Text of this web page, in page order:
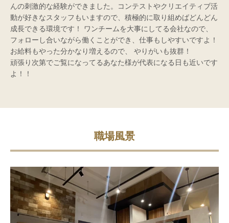
んの刺激的な経験ができました。コンテストやクリエイティブ活
動が好きなスタッフもいますので、積極的に取り組めばどんどん
成長できる環境です！ ワンチームを大事にしてる会社なので、
フォローし合いながら働くことができ、仕事もしやすいですよ！
お給料もやった分かなり増えるので、 やりがいも抜群！
頑張り次第でご覧になってるあなた様が代表になる日も近いです
よ！！
職場風景